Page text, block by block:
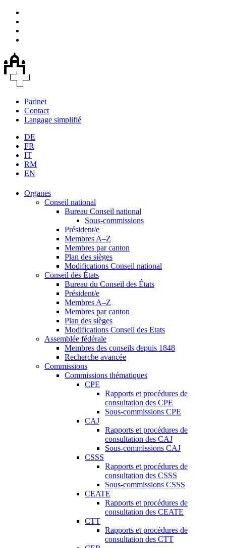
Parlnet
Contact
Langage simplifié
DE
FR
IT
RM
EN
Organes
Conseil national
Bureau Conseil national
Sous-commissions
Président/e
Membres A–Z
Membres par canton
Plan des sièges
Modifications Conseil national
Conseil des États
Bureau du Conseil des États
Président/e
Membres A–Z
Membres par canton
Plan des sièges
Modifications Conseil des Etats
Assemblée fédérale
Membres des conseils depuis 1848
Recherche avancée
Commissions
Commissions thématiques
CPE
Rapports et procédures de
consultation des CPE
Sous-commissions CPE
CAJ
Rapports et procédures de
consultation des CAJ
Sous-commissions CAJ
CSSS
Rapports et procédures de
consultation des CSSS
Sous-commissions CSSS
CEATE
Rapports et procédures de
consultation des CEATE
CTT
Rapports et procédures de
consultation des CTT